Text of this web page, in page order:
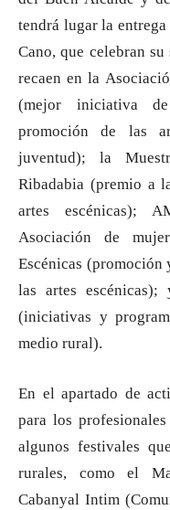
tendrá lugar la
Cano, que celebran
recaen en la
(mejor iniciativa
promoción de las
juventud); la
Ribadabia (premio a
artes escénicas);
Asociación de
Escénicas
las artes
(iniciativas y
medio rural).
En el apartado de
para los
algunos festivales
rurales, como el
Cabanyal Intim